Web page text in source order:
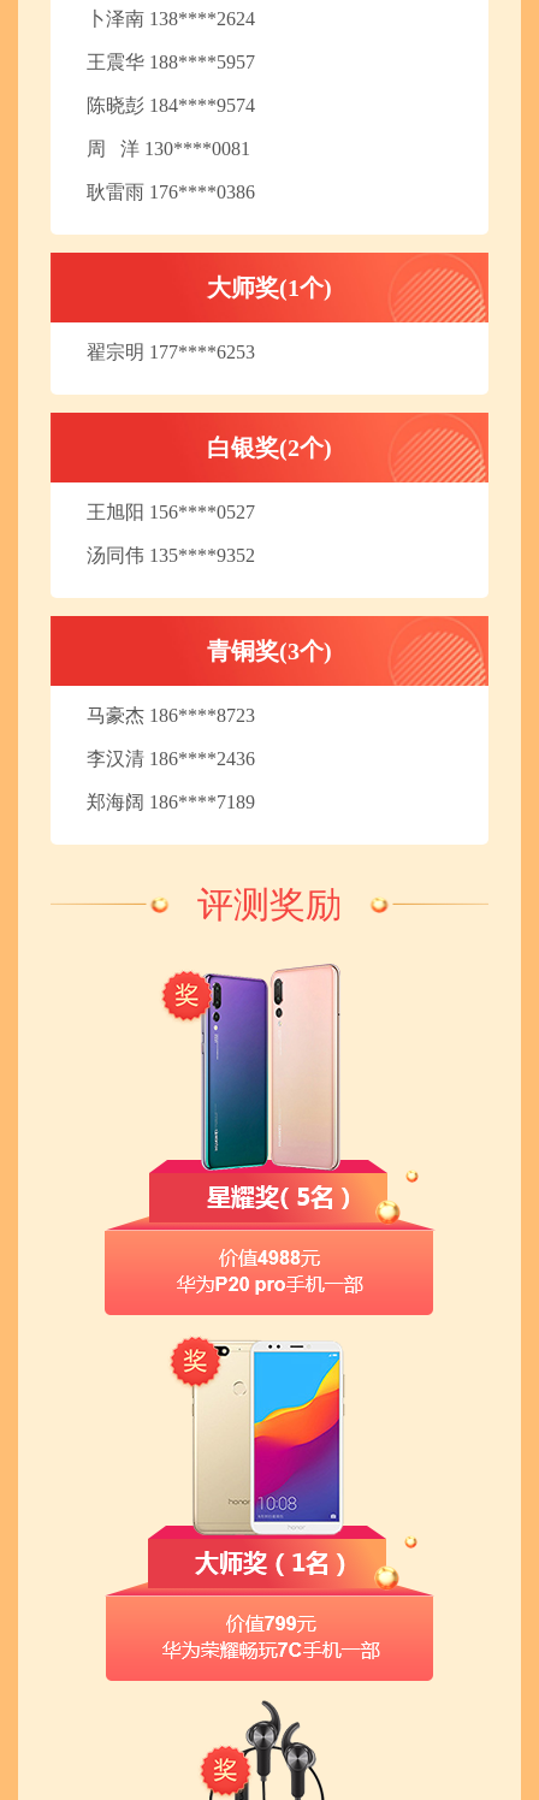
卜泽南 138****2624
王震华 188****5957
陈晓彭 184****9574
周 洋 130****0081
耿雷雨 176****0386
大师奖(1个)
翟宗明 177****6253
白银奖(2个)
王旭阳 156****0527
汤同伟 135****9352
青铜奖(3个)
马豪杰 186****8723
李汉清 186****2436
郑海阔 186****7189
评测奖励